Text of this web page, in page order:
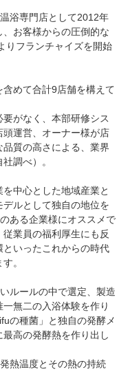
浴専門店として2012年
お客様からの圧倒的な
りフランチャイズを開始
めて合計9店舗を構えて
がなく、本部研修シス
運営、オーナー様が店
質の高さによる、業界
調べ）。
中心とした地域産業と
ルとして独自の地位を
ある企業様にオススメで
業員の福利厚生にも反
いったこれからの時代
。
ルールの中で選定、製造
無二の入浴体験を作り
の種菌」と独自の発酵メ
高の発酵熱を作り出し
熱温度とその熱の持続